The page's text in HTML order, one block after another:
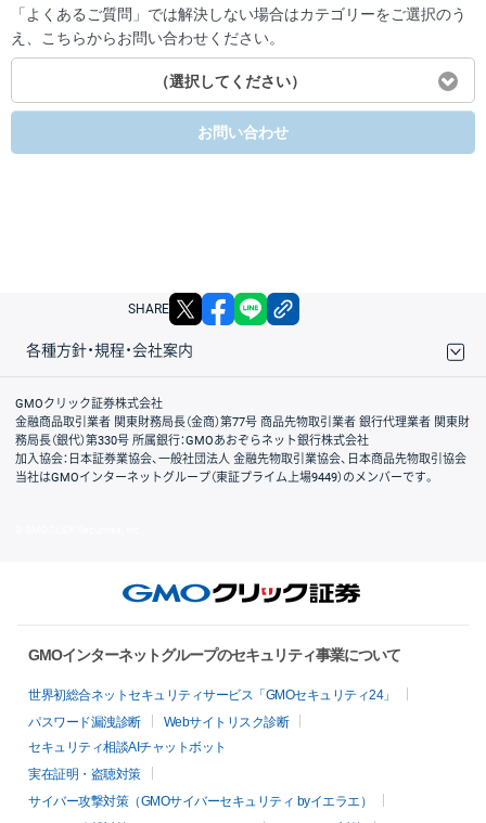
「よくあるご質問」では解決しない場合はカテゴリーをご選択のう
え、こちらからお問い合わせください。
（選択してください）
お問い合わせ
SHARE X facebook
各種方針・規程・会社案内
取引規程・約款
サイトマップ
その他のご案内
個人情報保護方針
最良執行方針
サイトのご利用について
ディスクレイマー
信託保全
リスク説明
会社案内
GMOクリック証券株式会社
金融商品取引業者 関東財務局長（金商）第77号 商品先物取引業者 銀行代理業者 関東財
務局長（銀代）第330号 所属銀行：GMOあおぞらネット銀行株式会社
加入協会：日本証券業協会、一般社団法人 金融先物取引業協会、日本商品先物取引協会
当社はGMOインターネットグループ（東証プライム上場9449）のメンバーです。
GMOインターネットグループのセキュリティ事業について
世界初総合ネットセキュリティサービス「GMOセキュリティ24」
パスワード漏洩診断
Webサイトリスク診断
セキュリティ相談AIチャットボット
実在証明・盗聴対策
サイバー攻撃対策（GMOサイバーセキュリティ byイエラエ）